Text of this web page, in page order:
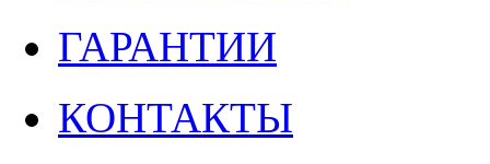
ГАРАНТИИ
КОНТАКТЫ